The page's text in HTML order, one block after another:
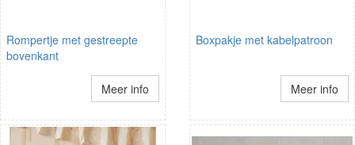
Rompertje met gestreepte
bovenkant
Meer info
Boxpakje met kabelpatroon
Meer info